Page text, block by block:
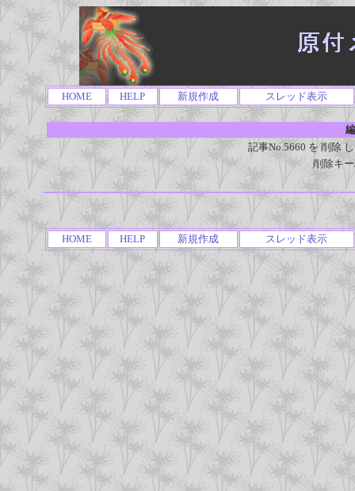
HOME HELP 新規作成 スレッド表示
記事No.5660 を 削除
削除キ
HOME HELP 新規作成 スレッド表示